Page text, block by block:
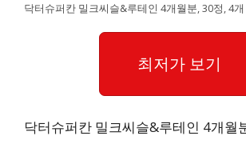
닥터슈퍼칸 밀크씨슬&루테인 4개월분, 30정, 4개
최저가 보기
닥터슈퍼칸 밀크씨슬&루테인 4개월